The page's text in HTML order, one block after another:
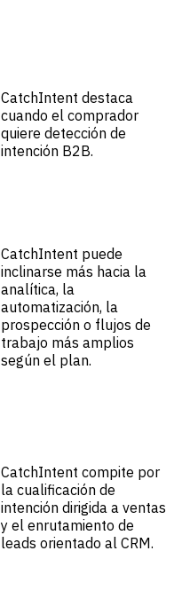
CatchIntent destaca
cuando el comprador
quiere detección de
intención B2B.
CatchIntent puede
inclinarse más hacia la
analítica, la
automatización, la
prospección o flujos de
trabajo más amplios
según el plan.
CatchIntent compite por
la cualificación de
intención dirigida a ventas
y el enrutamiento de
leads orientado al CRM.